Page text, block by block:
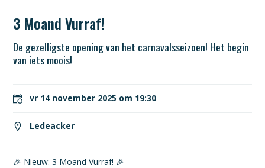
3 Moand Vurraf!
De gezelligste opening van het carnavalsseizoen! Het begin
van iets moois!
vr 14 november 2025 om 19:30
Ledeacker
🎉 Nieuw: 3 Moand Vurraf! 🎉